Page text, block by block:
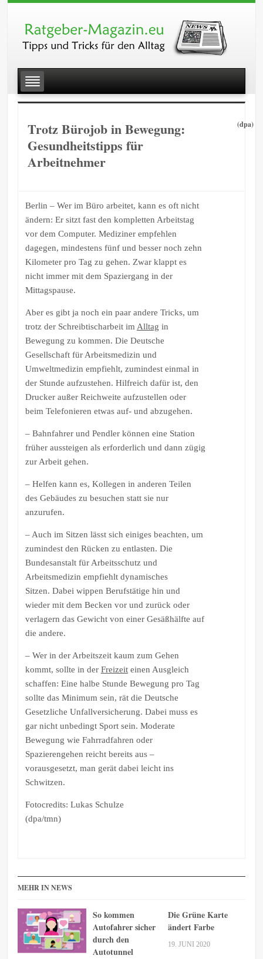
Trotz Bürojob in Bewegung:
Gesundheitstipps für
Arbeitnehmer
(dpa)
Berlin – Wer im Büro arbeitet, kann es oft nicht
ändern: Er sitzt fast den kompletten Arbeitstag
vor dem Computer. Mediziner empfehlen
dagegen, mindestens fünf und besser noch zehn
Kilometer pro Tag zu gehen. Zwar klappt es
nicht immer mit dem Spaziergang in der
Mittagspause.
Aber es gibt ja noch ein paar andere Tricks, um
trotz der Schreibtischarbeit im Alltag in
Bewegung zu kommen. Die Deutsche
Gesellschaft für Arbeitsmedizin und
Umweltmedizin empfiehlt, zumindest einmal in
der Stunde aufzustehen. Hilfreich dafür ist, den
Drucker außer Reichweite aufzustellen oder
beim Telefonieren etwas auf- und abzugehen.
– Bahnfahrer und Pendler können eine Station
früher aussteigen als erforderlich und dann zügig
zur Arbeit gehen.
– Helfen kann es, Kollegen in anderen Teilen
des Gebäudes zu besuchen statt sie nur
anzurufen.
– Auch im Sitzen lässt sich einiges beachten, um
zumindest den Rücken zu entlasten. Die
Bundesanstalt für Arbeitsschutz und
Arbeitsmedizin empfiehlt dynamisches
Sitzen. Dabei wippen Berufstätige hin und
wieder mit dem Becken vor und zurück oder
verlagern das Gewicht von einer Gesäßhälfte auf
die andere.
– Wer in der Arbeitszeit kaum zum Gehen
kommt, sollte in der Freizeiteinen Ausgleich
schaffen: Eine halbe Stunde Bewegung pro Tag
sollte das Minimum sein, rät die Deutsche
Gesetzliche Unfallversicherung. Dabei muss es
gar nicht unbedingt Sport sein. Moderate
Bewegung wie Fahrradfahren oder
Spazierengehen reicht bereits aus –
vorausgesetzt, man gerät dabei leicht ins
Schwitzen.
Fotocredits: Lukas Schulze
(dpa/tmn)
MEHR IN NEWS
So kommen
Autofahrer sicher
durch den
Autotunnel
Die Grüne Karte
ändert Farbe
19. JUNI 2020